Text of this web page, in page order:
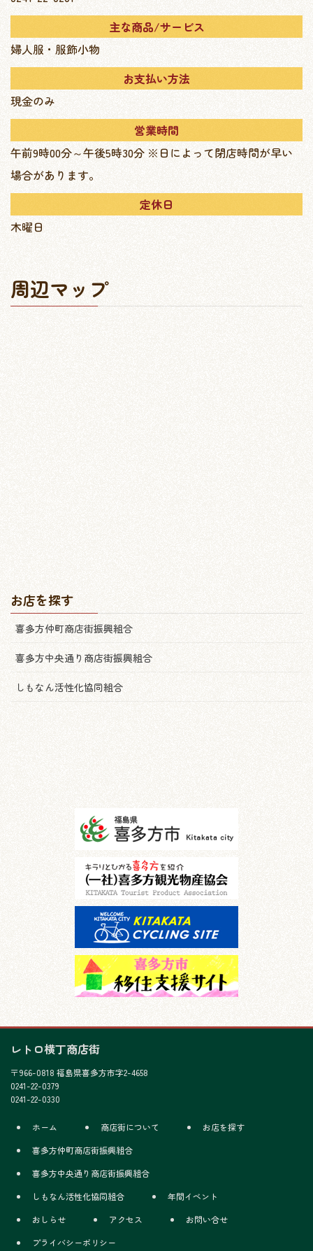
主な商品/サービス
婦人服・服飾小物
お支払い方法
現金のみ
営業時間
午前9時00分～午後5時30分 ※日によって閉店時間が早い
場合があります。
定休日
木曜日
周辺マップ
お店を探す
喜多方仲町商店街振興組合
喜多方中央通り商店街振興組合
しもなん活性化協同組合
レトロ横丁商店街
〒966-0818 福島県喜多方市字2-4658
0241-22-0379
0241-22-0330
ホーム 商店街について
お店を探す
喜多方仲町商店街振興組合
喜多方中央通り商店街振興組合
しもなん活性化協同組合
年間イベント
おしらせ
アクセス
お問い合せ
プライバシーポリシー